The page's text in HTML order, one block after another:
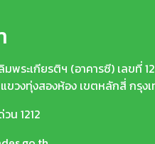
มพระเกียรติฯ (อาคารซี) เลขที่
วงทุ่งสองห้อง เขตหลักสี่ กรุง
น 1212